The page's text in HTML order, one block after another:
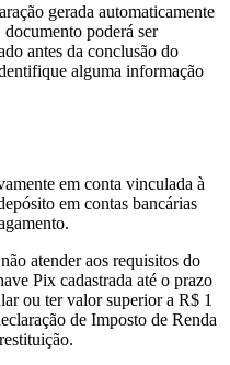
gerada automaticamente
poderá ser
antes da conclusão do
alguma informação
em conta vinculada à
em contas bancárias
atender aos requisitos do
Pix cadastrada até o prazo
ou ter valor superior a R$ 1
de Imposto de Renda